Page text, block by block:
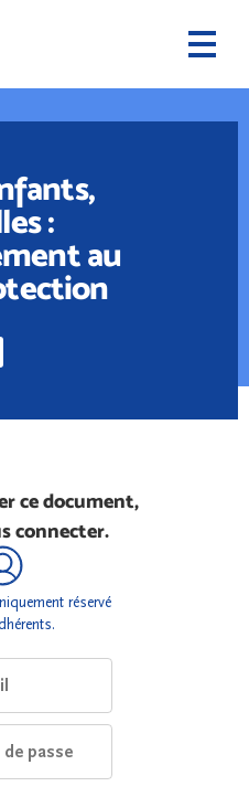
:
au
ce document,
connecter.
réservé